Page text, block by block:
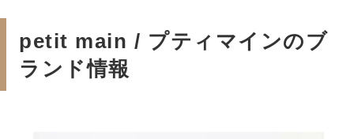
petit main / プティマインのブ
ランド情報